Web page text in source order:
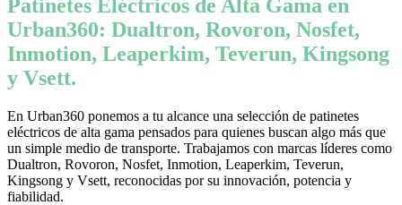
Patinetes Eléctricos de Alta Gama en
Urban360: Dualtron, Rovoron, Nosfet,
Inmotion, Leaperkim, Teverun, Kingsong
y Vsett.
En Urban360 ponemos a tu alcance una selección de patinetes
eléctricos de alta gama pensados para quienes buscan algo más que
un simple medio de transporte. Trabajamos con marcas líderes como
Dualtron, Rovoron, Nosfet, Inmotion, Leaperkim, Teverun,
Kingsong y Vsett, reconocidas por su innovación, potencia y
fiabilidad.